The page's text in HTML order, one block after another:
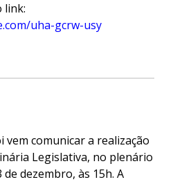
link:
uha-gcrw-usy
vem comunicar a realização
Legislativa, no plenário
de dezembro, às 15h. A